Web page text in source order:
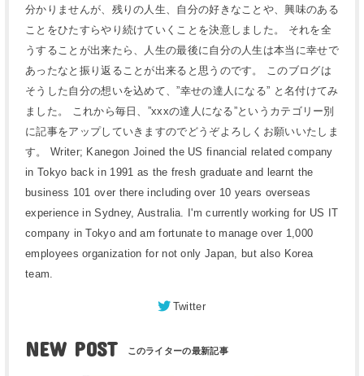
分かりませんが、残りの人生、自分の好きなことや、興味のある
ことをひたすらやり続けていくことを決意しました。 それを全
うすることが出来たら、人生の最後に自分の人生は本当に幸せで
あったなと振り返ることが出来ると思うのです。 このブログは
そうした自分の想いを込めて、”幸せの達人になる” と名付けてみ
ました。 これから毎日、”xxxの達人になる”というカテゴリー別
に記事をアップしていきますのでどうぞよろしくお願いいたしま
す。 Writer; Kanegon Joined the US financial related company
in Tokyo back in 1991 as the fresh graduate and learnt the
business 101 over there including over 10 years overseas
experience in Sydney, Australia. I'm currently working for US IT
company in Tokyo and am fortunate to manage over 1,000
employees organization for not only Japan, but also Korea
team.
Twitter
NEW POST